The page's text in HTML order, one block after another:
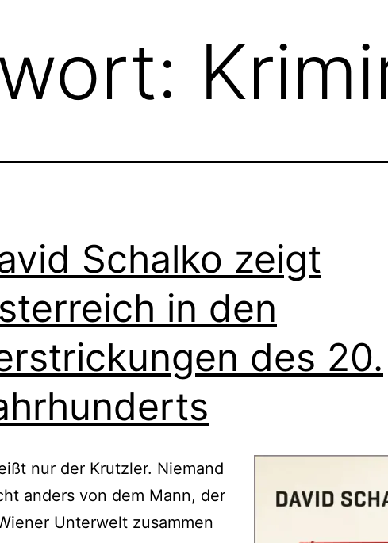
Schalko zeigt
in den
des 20.
nur der Krutzler. Niemand
anders von dem Mann, der
Unterwelt zusammen